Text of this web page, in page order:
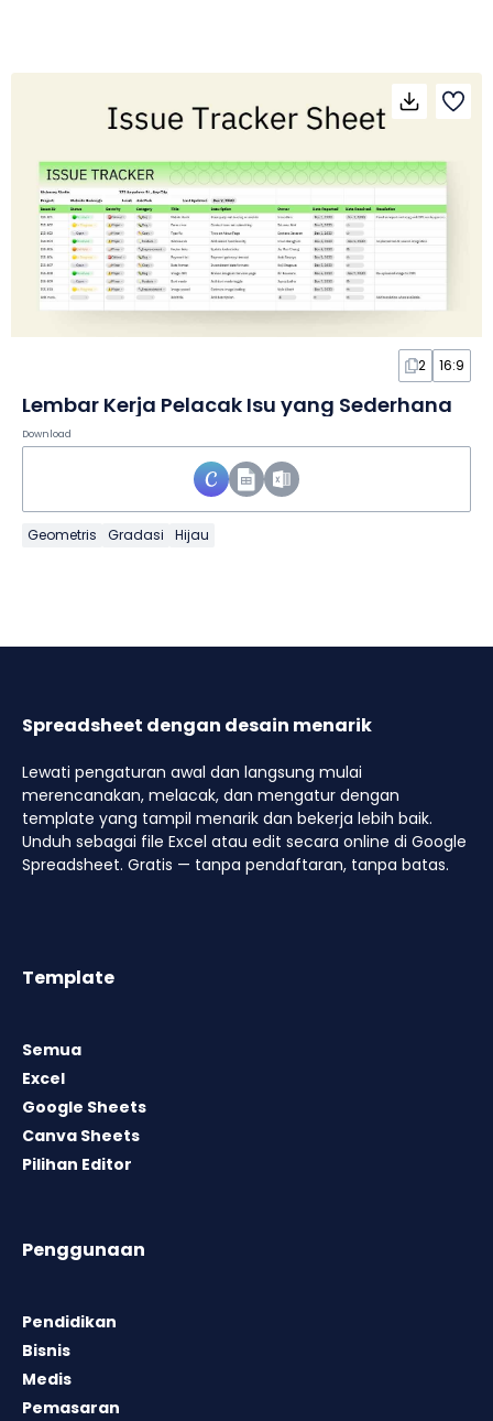
2 16:9
Lembar Kerja Pelacak Isu yang Sederhana
Download
Geometris Gradasi Hijau
Spreadsheet dengan desain menarik
Lewati pengaturan awal dan langsung mulai
merencanakan, melacak, dan mengatur dengan
template yang tampil menarik dan bekerja lebih baik.
Unduh sebagai file Excel atau edit secara online di Google
Spreadsheet. Gratis — tanpa pendaftaran, tanpa batas.
Template
Semua
Excel
Google Sheets
Canva Sheets
Pilihan Editor
Penggunaan
Pendidikan
Bisnis
Medis
Pemasaran